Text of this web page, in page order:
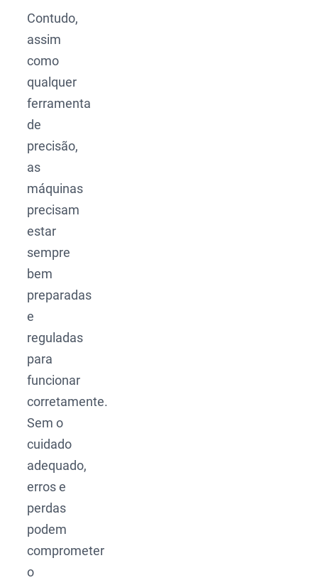
Contudo,
assim
como
qualquer
ferramenta
de
precisão,
as
máquinas
precisam
estar
sempre
bem
preparadas
e
reguladas
para
funcionar
corretamente.
Sem o
cuidado
adequado,
erros e
perdas
podem
comprometer
o